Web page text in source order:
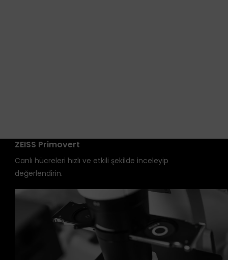
ZEISS Primovert
Canlı hücreleri hızlı ve etkili şekilde inceleyip
değerlendirin.